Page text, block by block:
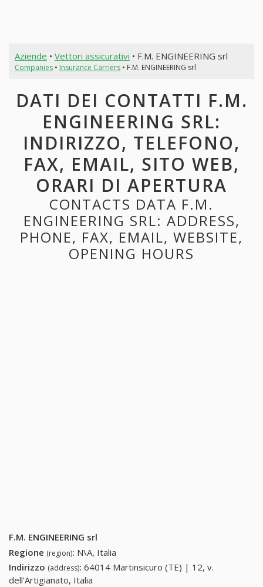
Aziende • Vettori assicurativi • F.M. ENGINEERING srl
Companies• Insurance Carriers• F.M. ENGINEERING srl
DATI DEI CONTATTI F.M.
ENGINEERING SRL:
INDIRIZZO, TELEFONO,
FAX, EMAIL, SITO WEB,
ORARI DI APERTURA
CONTACTS DATA F.M.
ENGINEERING SRL: ADDRESS,
PHONE, FAX, EMAIL, WEBSITE,
OPENING HOURS
F.M. ENGINEERING srl
Regione (region): N\A, Italia
Indirizzo (address): 64014 Martinsicuro (TE) | 12, v.
dell'Artigianato, Italia